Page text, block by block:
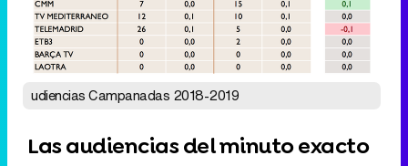
udiencias Campanadas 2018-2019
Las audiencias del minuto exacto